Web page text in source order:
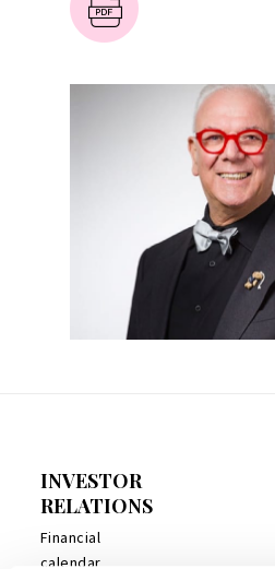
INVESTOR
RELATIONS
Financial
calendar